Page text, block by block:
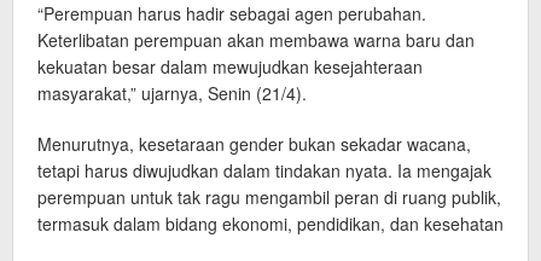
“Perempuan harus hadir sebagai agen perubahan.
Keterlibatan perempuan akan membawa warna baru dan
kekuatan besar dalam mewujudkan kesejahteraan
masyarakat,” ujarnya, Senin (21/4).
Menurutnya, kesetaraan gender bukan sekadar wacana,
tetapi harus diwujudkan dalam tindakan nyata. Ia mengajak
perempuan untuk tak ragu mengambil peran di ruang publik,
termasuk dalam bidang ekonomi, pendidikan, dan kesehatan